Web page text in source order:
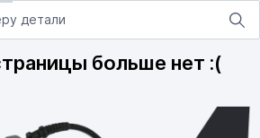
больше нет :(